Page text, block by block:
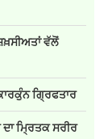
ਵੱਲੋਂ
ਗ੍ਰਿਫਤਾਰ
ਮ੍ਰਿਤਕ ਸਰੀਰ